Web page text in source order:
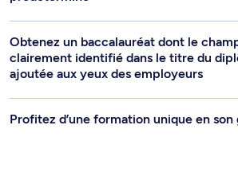
Obtenez un baccalauréat dont le
clairement identifié dans le titre du
ajoutée aux yeux des employeurs
Profitez d’une formation unique en